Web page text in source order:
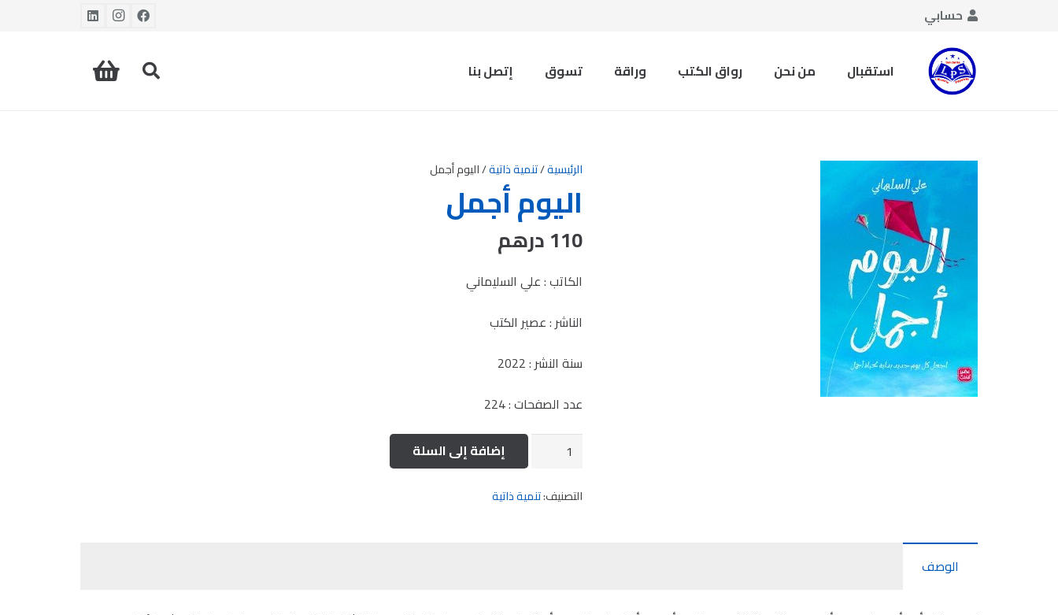
حسابي
استقبال من نحن رواق الكتب وراقة تسوق إتصل بنا
الرئيسية/تنمية ذاتية/ اليوم أجمل
اليوم أجمل
110درهم
الكاتب : علي السليماني
الناشر : عصير الكتب
سنة النشر : 2022
عدد الصفحات : 224
كمية
أجمل
إضافة إلى السلة
التصنيف:تنمية ذاتية
الوصف